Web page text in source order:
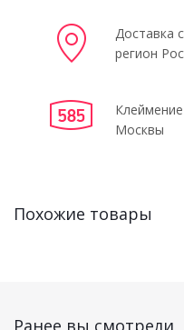
Доставка
регион
Москвы
Похожие товары
Ранее вы смотрели